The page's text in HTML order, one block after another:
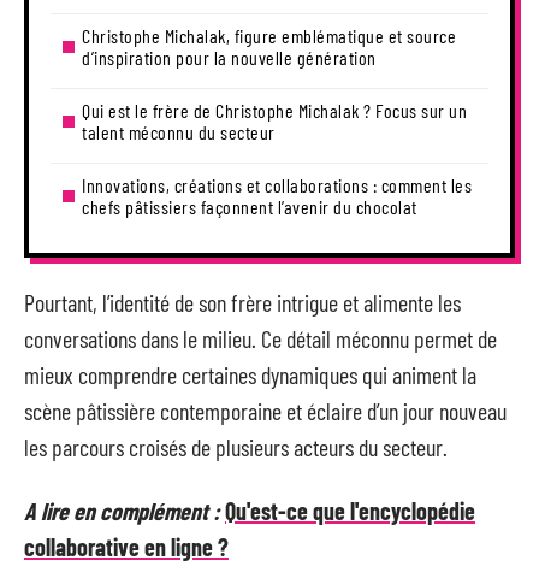
Christophe Michalak, figure emblématique et source
d’inspiration pour la nouvelle génération
Qui est le frère de Christophe Michalak ? Focus sur un
talent méconnu du secteur
Innovations, créations et collaborations : comment les
chefs pâtissiers façonnent l’avenir du chocolat
Pourtant, l’identité de son frère intrigue et alimente les
conversations dans le milieu. Ce détail méconnu permet de
mieux comprendre certaines dynamiques qui animent la
scène pâtissière contemporaine et éclaire d’un jour nouveau
les parcours croisés de plusieurs acteurs du secteur.
A lire en complément :Qu'est-ce que l'encyclopédie
collaborative en ligne ?